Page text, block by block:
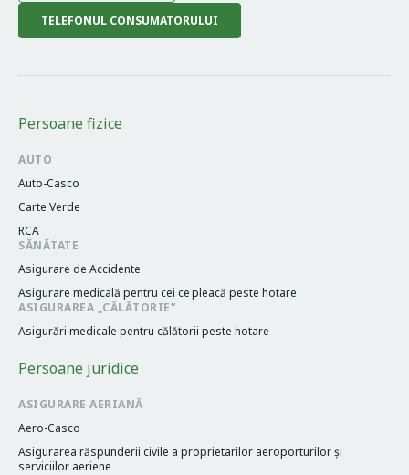
TELEFONUL CONSUMATORULUI
Persoane fizice
AUTO
Auto-Casco
Carte Verde
RCA
SĂNĂTATE
Asigurare de Accidente
Asigurare medicală pentru cei cе pleacă peste hotare
ASIGURAREA „CĂLĂTORIE”
Asigurări medicale pentru călătorii peste hotare
Persoane juridice
ASIGURARE AERIANĂ
Aero-Casco
Asigurarea răspunderii civile a proprietarilor aeroporturilor și
serviciilor aeriene